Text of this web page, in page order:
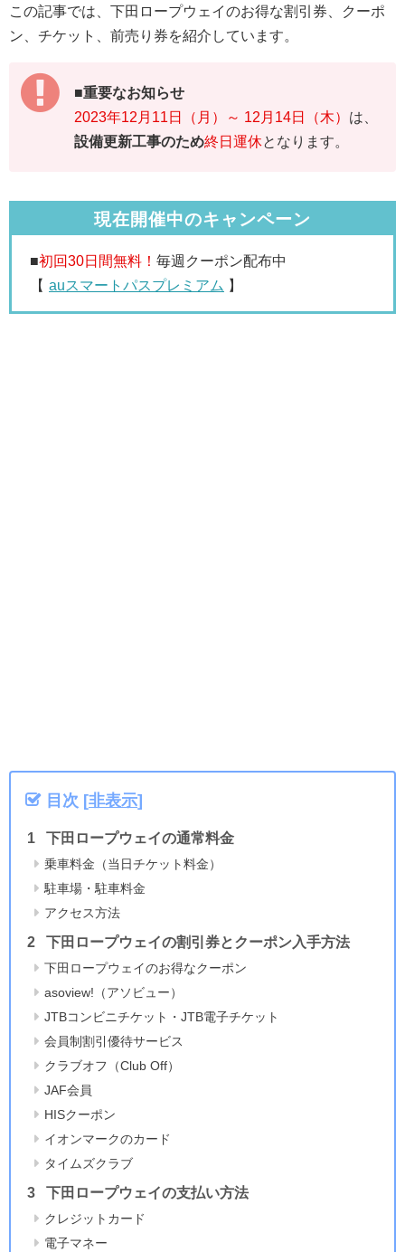
この記事では、下田ロープウェイのお得な割引券、クーポ
ン、チケット、前売り券を紹介しています。
■重要なお知らせ
2023年12月11日（月）～ 12月14日（木） は、
設備更新工事のため終日運休となります。
現在開催中のキャンペーン
■初回30日間無料！ 毎週クーポン配布中
【 auスマートパスプレミアム 】
目次 [非表示]
下田ロープウェイの通常料金
乗車料金（当日チケット料金）
駐車場・駐車料金
アクセス方法
下田ロープウェイの割引券とクーポン入手方法
下田ロープウェイのお得なクーポン
asoview!（アソビュー）
JTBコンビニチケット・JTB電子チケット
会員制割引優待サービス
クラブオフ（Club Off）
JAF会員
HISクーポン
イオンマークのカード
タイムズクラブ
下田ロープウェイの支払い方法
クレジットカード
電子マネー